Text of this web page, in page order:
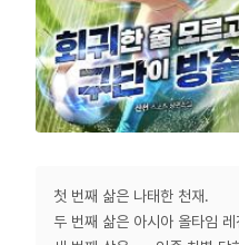
첫 번째 삶은 나태한 천재.
두 번째 삶은 아시아 올타임 레